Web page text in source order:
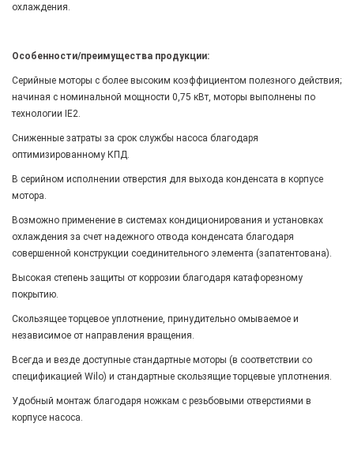
охлаждения.
Особенности/преимущества продукции:
Серийные моторы с более высоким коэффициентом полезного действия;
начиная с номинальной мощности 0,75 кВт, моторы выполнены по
технологии IE2.
Сниженные затраты за срок службы насоса благодаря
оптимизированному КПД.
В серийном исполнении отверстия для выхода конденсата в корпусе
мотора.
Возможно применение в системах кондиционирования и установках
охлаждения за счет надежного отвода конденсата благодаря
совершенной конструкции соединительного элемента (запатентована).
Высокая степень защиты от коррозии благодаря катафорезному
покрытию.
Скользящее торцевое уплотнение, принудительно омываемое и
независимое от направления вращения.
Всегда и везде доступные стандартные моторы (в соответствии со
спецификацией Wilo) и стандартные скользящие торцевые уплотнения.
Удобный монтаж благодаря ножкам с резьбовыми отверстиями в
корпусе насоса.